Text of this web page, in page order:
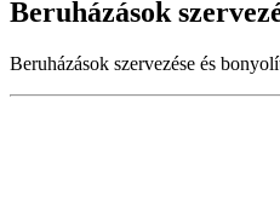
Beruházások
Beruházások szervezése és